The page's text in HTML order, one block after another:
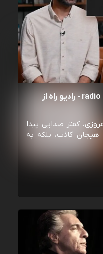
همه چیز درباره پادکست radio rah - رادیو راه از
کمتر صدایی پیدا
کاذب، بلکه به